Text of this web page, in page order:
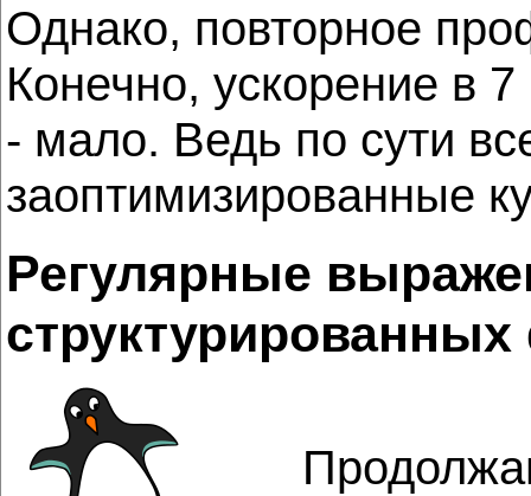
Однако, повторное
Конечно, ускорение в
- мало. Ведь по сути
заоптимизированные
Регулярные